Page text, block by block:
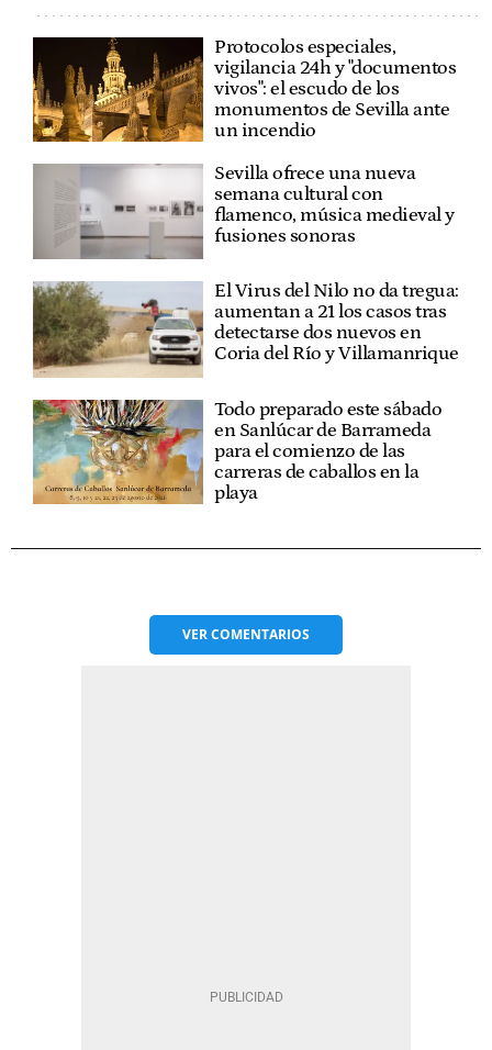
Protocolos especiales,
vigilancia 24h y "documentos
vivos": el escudo de los
monumentos de Sevilla ante
un incendio
Sevilla ofrece una nueva
semana cultural con
flamenco, música medieval y
fusiones sonoras
El Virus del Nilo no da tregua:
aumentan a 21 los casos tras
detectarse dos nuevos en
Coria del Río y Villamanrique
Todo preparado este sábado
en Sanlúcar de Barrameda
para el comienzo de las
carreras de caballos en la
playa
VERCOMENTARIOS